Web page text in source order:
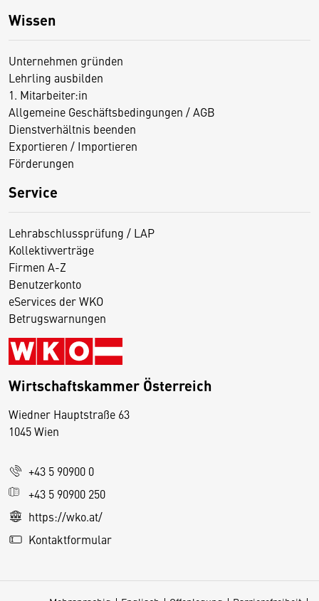
Wissen
Unternehmen gründen
Lehrling ausbilden
1. Mitarbeiter:in
Allgemeine Geschäftsbedingungen / AGB
Dienstverhältnis beenden
Exportieren / Importieren
Förderungen
Service
Lehrabschlussprüfung / LAP
Kollektivverträge
Firmen A-Z
Benutzerkonto
eServices der WKO
Betrugswarnungen
Wirtschaftskammer Österreich
Wiedner Hauptstraße 63
1045 Wien
+43 5 90900 0
+43 5 90900 250
https://wko.at/
Kontaktformular
D
s
e
S
e